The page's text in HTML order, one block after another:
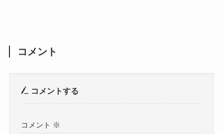
コメント
コメントする
コメント ※